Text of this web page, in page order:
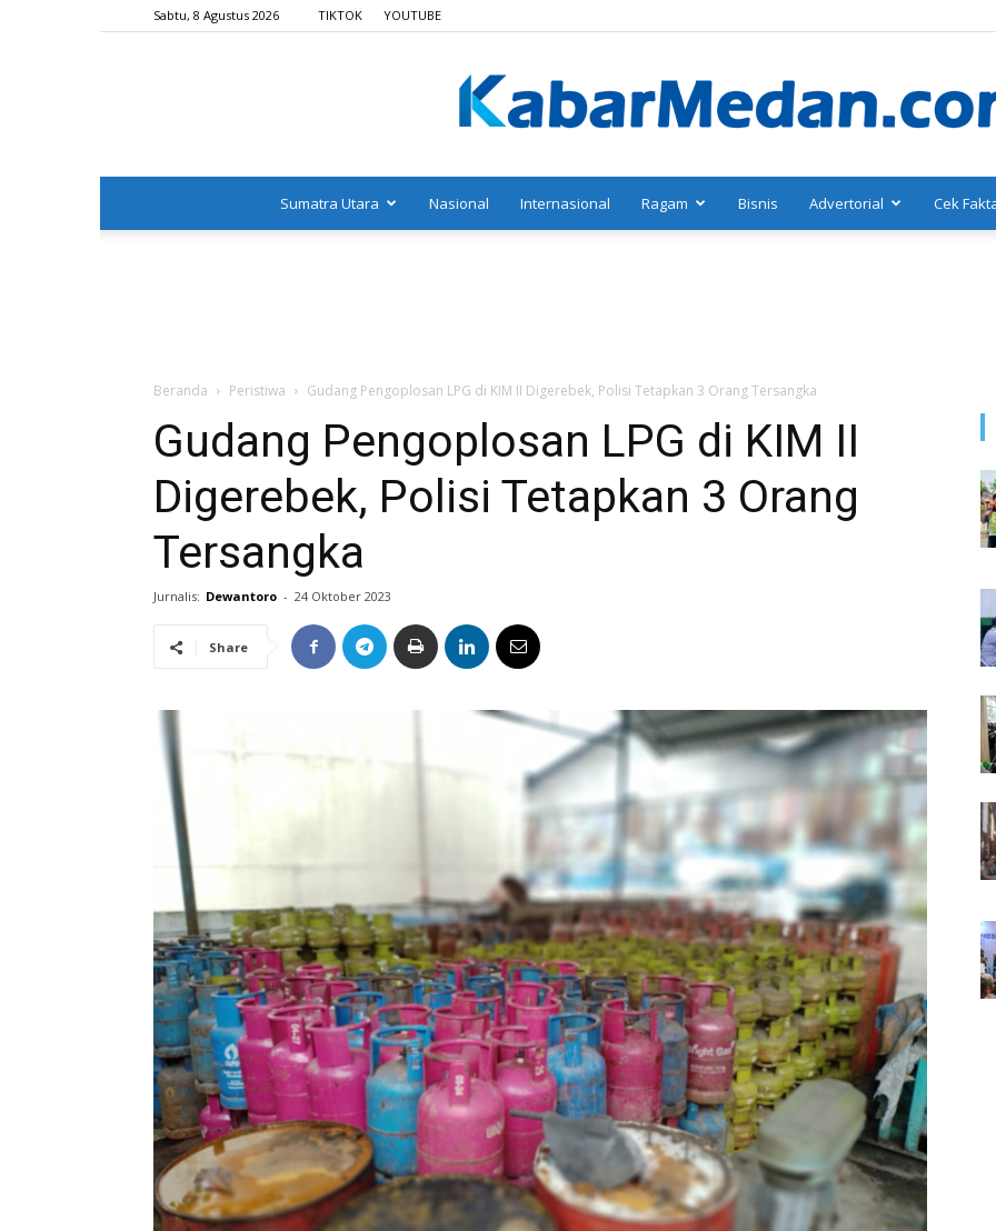
Sabtu, 8 Agustus 2026 TIKTOK YOUTUBE
Sumatra Utara Nasional Internasional Ragam Bisnis Advertorial Cek
Beranda Peristiwa Gudang Pengoplosan LPG di KIM II Digerebek, Polisi Tetapkan 3 Orang Tersangka
Gudang Pengoplosan LPG di KIM II
Digerebek, Polisi Tetapkan 3 Orang
Tersangka
Jurnalis: Dewantoro - 24 Oktober 2023
Share